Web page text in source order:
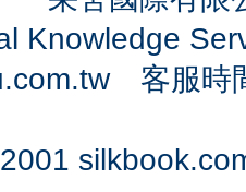
Knowledge
客服時